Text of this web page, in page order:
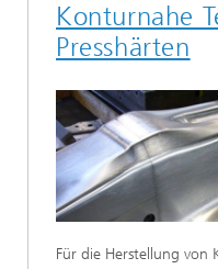
Konturnahe
Presshärten
Für die Herstellung von